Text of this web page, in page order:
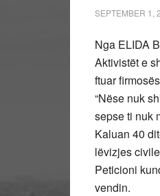
SEPTEMBER 1,
Nga ELIDA
Aktivistët e
ftuar
“Nëse nuk
sepse ti nuk
Kaluan 40
lëvizjes
Peticioni
vendin.